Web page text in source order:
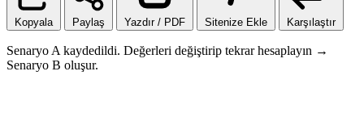
Kopyala Paylaş Yazdır / PDF Sitenize Ekle Karşılaştır
Senaryo A kaydedildi. Değerleri değiştirip tekrar hesaplayın →
Senaryo B oluşur.